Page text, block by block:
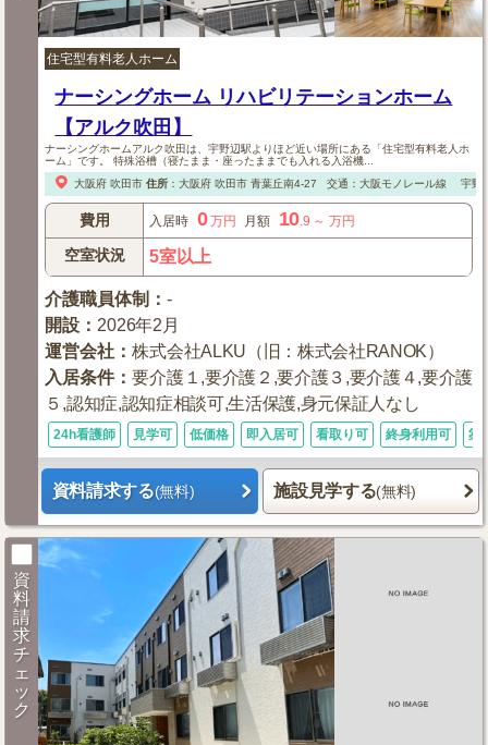
住宅型有料老人ホーム
ナーシングホーム リハビリテーションホーム
【アルク吹田】
ナーシングホームアルク吹田は、宇野辺駅よりほど近い場所にある「住宅型有料老人ホ
ーム」です。 特殊浴槽（寝たまま・座ったままでも入れる入浴機...
大阪府 吹田市 住所： 大阪府 吹田市青葉丘南4-27 交通：大阪モノレール線 宇野
費用 入居時 0万円 月額 10 .9 ～ 万円
空室状況 5室以上
介護職員体制 ：-
開設 ： 2026年2月
運営会社 ：株式会社ALKU（旧：株式会社RANOK）
入居条件：要介護１,要介護２,要介護３,要介護４,要介護
５,認知症,認知症相談可,生活保護,身元保証人なし
24h看護師 見学可 低価格 即入居可 看取り可 終身利用可 築
資料請求する(無料) 施設見学する(無料)
資
料
請
求
チ
ェ
ッ
ク